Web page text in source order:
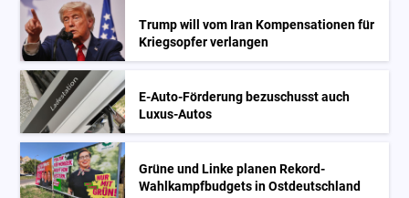
Trump will vom Iran Kompensationen für
Kriegsopfer verlangen
E-Auto-Förderung bezuschusst auch
Luxus-Autos
Grüne und Linke planen Rekord-
Wahlkampfbudgets in Ostdeutschland